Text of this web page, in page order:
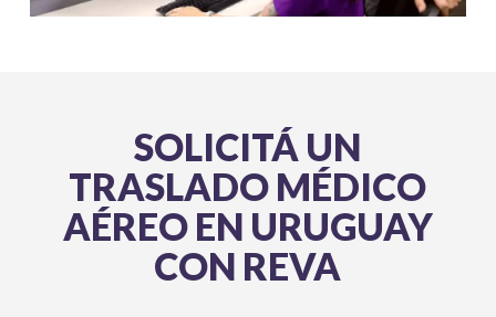
SOLICITÁ UN
TRASLADO MÉDICO
AÉREO EN URUGUAY
CON REVA